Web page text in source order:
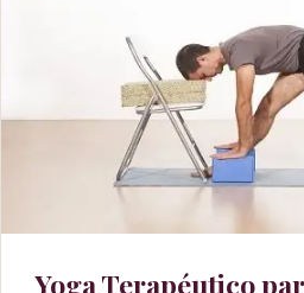
Yoga Terapéutico